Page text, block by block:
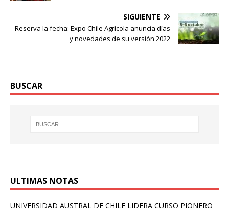
SIGUIENTE
Reserva la fecha: Expo Chile Agrícola anuncia días
y novedades de su versión 2022
BUSCAR
ULTIMAS NOTAS
UNIVERSIDAD AUSTRAL DE CHILE LIDERA CURSO PIONERO